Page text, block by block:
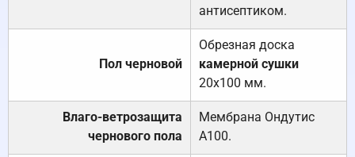
антисептиком.
Пол черновой
Обрезная доска
камерной сушки
20х100 мм.
Влаго-ветрозащита
чернового пола
Мембрана Ондутис
А100.